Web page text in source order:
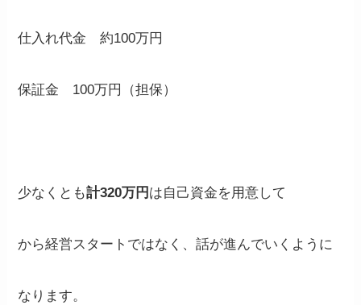
仕入れ代金 約100万円
保証金 100万円（担保）
少なくとも計320万円 は自己資金を用意して
から経営スタートではなく、話が進んでいくように
なります。